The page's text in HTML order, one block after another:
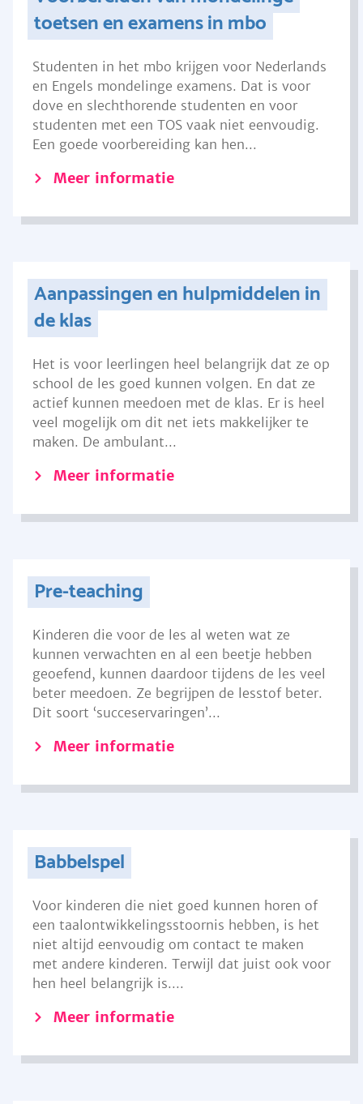
toetsen en examens in mbo
Studenten in het mbo krijgen voor Nederlands
en Engels mondelinge examens. Dat is voor
dove en slechthorende studenten en voor
studenten met een TOS vaak niet eenvoudig.
Een goede voorbereiding kan hen...
Meer informatie
Aanpassingen en hulpmiddelen in
de klas
Het is voor leerlingen heel belangrijk dat ze op
school de les goed kunnen volgen. En dat ze
actief kunnen meedoen met de klas. Er is heel
veel mogelijk om dit net iets makkelijker te
maken. De ambulant...
Meer informatie
Pre-teaching
Kinderen die voor de les al weten wat ze
kunnen verwachten en al een beetje hebben
geoefend, kunnen daardoor tijdens de les veel
beter meedoen. Ze begrijpen de lesstof beter.
Dit soort ‘succeservaringen’...
Meer informatie
Babbelspel
Voor kinderen die niet goed kunnen horen of
een taalontwikkelingsstoornis hebben, is het
niet altijd eenvoudig om contact te maken
met andere kinderen. Terwijl dat juist ook voor
hen heel belangrijk is....
Meer informatie